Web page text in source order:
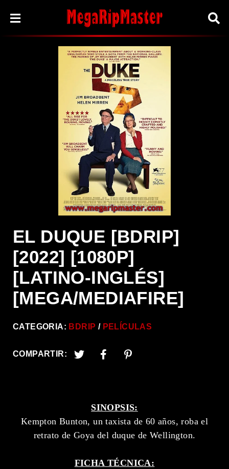
EL DUQUE [BDRIP]
[2022] [1080P]
[LATINO-INGLÉS]
[MEGA/MEDIAFIRE]
CATEGORIA: BDRIP PELÍCULAS
COMPARTIR:
SINOPSIS:
Kempton Bunton, un taxista de 60 años, roba el
retrato de Goya del duque de Wellington.
FICHA TÉCNICA: